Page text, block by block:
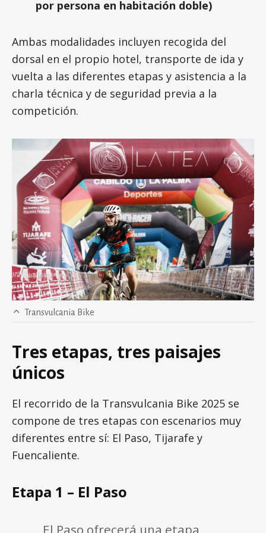
por persona en habitación doble)
Ambas modalidades incluyen recogida del
dorsal en el propio hotel, transporte de ida y
vuelta a las diferentes etapas y asistencia a la
charla técnica y de seguridad previa a la
competición.
Transvulcania Bike
Tres etapas, tres paisajes
únicos
El recorrido de la Transvulcania Bike 2025 se
compone de tres etapas con escenarios muy
diferentes entre sí: El Paso, Tijarafe y
Fuencaliente.
Etapa 1 – El Paso
El Paso ofrecerá una etapa